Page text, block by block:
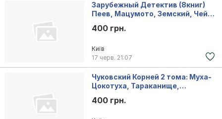
Зарубежный Детектив (8книг)
Пеев, Мацумото, Земский, Чейз,
400 грн.
Київ
17 черв. 21:07
Чуковский Корней 2 тома: Муха-
Цокотуха, Тараканище,
400 грн.